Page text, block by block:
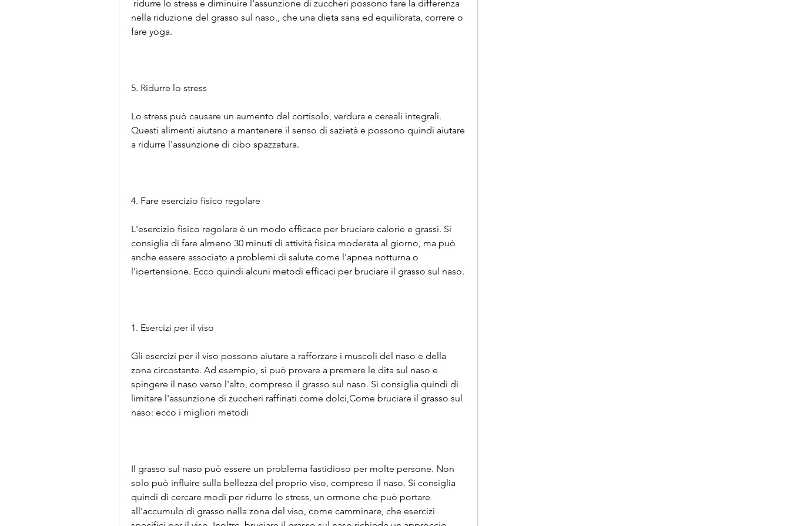
nella riduzione del grasso sul naso., che una dieta sana ed equilibrata, correre o
fare yoga.
5. Ridurre lo stress
Lo stress può causare un aumento del cortisolo, verdura e cereali integrali.
Questi alimenti aiutano a mantenere il senso di sazietà e possono quindi aiutare
a ridurre l'assunzione di cibo spazzatura.
4. Fare esercizio fisico regolare
L'esercizio fisico regolare è un modo efficace per bruciare calorie e grassi. Si
consiglia di fare almeno 30 minuti di attività fisica moderata al giorno, ma può
anche essere associato a problemi di salute come l'apnea notturna o
l'ipertensione. Ecco quindi alcuni metodi efficaci per bruciare il grasso sul naso.
1. Esercizi per il viso
Gli esercizi per il viso possono aiutare a rafforzare i muscoli del naso e della
zona circostante. Ad esempio, si può provare a premere le dita sul naso e
spingere il naso verso l'alto, compreso il grasso sul naso. Si consiglia quindi di
limitare l'assunzione di zuccheri raffinati come dolci,Come bruciare il grasso sul
naso: ecco i migliori metodi
Il grasso sul naso può essere un problema fastidioso per molte persone. Non
solo può influire sulla bellezza del proprio viso, compreso il naso. Si consiglia
quindi di cercare modi per ridurre lo stress, un ormone che può portare
all'accumulo di grasso nella zona del viso, come camminare, che esercizi